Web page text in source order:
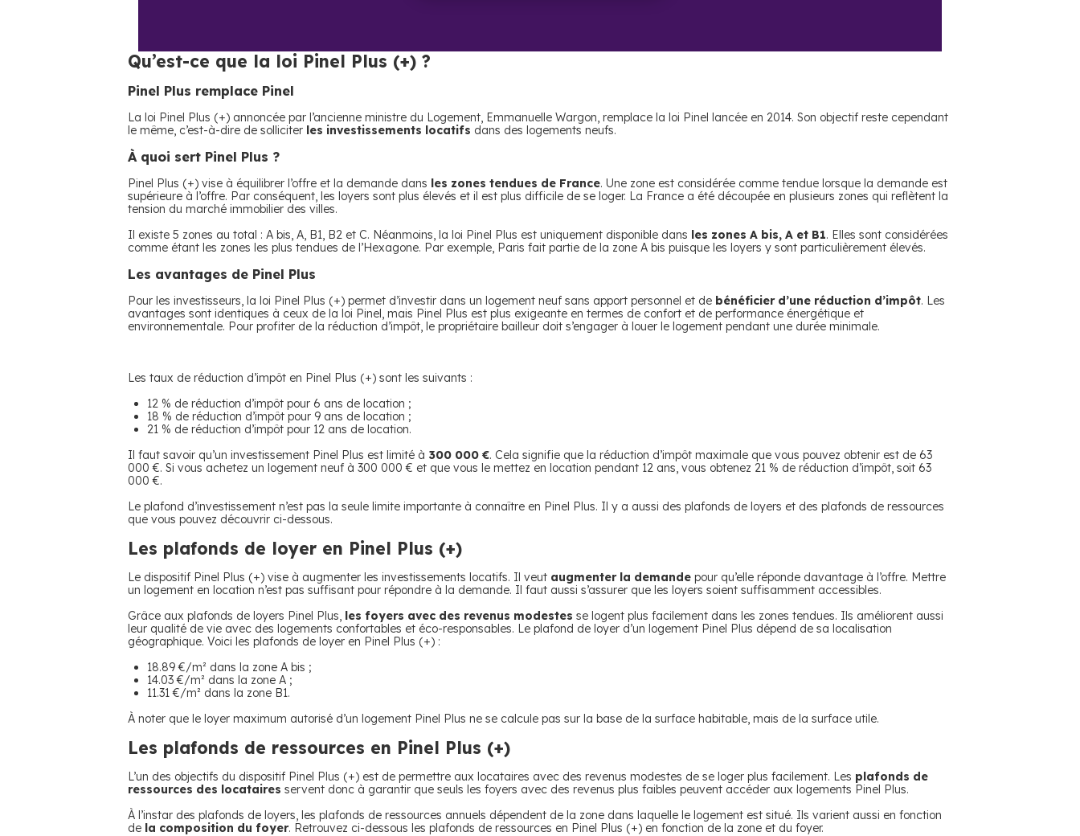
Qu’est-ce que la loi Pinel Plus (+) ?
Pinel Plus remplace Pinel
La loi Pinel Plus (+) annoncée par l’ancienne ministre du Logement, Emmanuelle Wargon, remplace la loi Pinel lancée en 2014. Son objectif reste cependant
le même, c’est-à-dire de solliciter les investissements locatifs dans des logements neufs.
À quoi sert Pinel Plus ?
Pinel Plus (+) vise à équilibrer l’offre et la demande dans les zones tendues de France. Une zone est considérée comme tendue lorsque la demande est
supérieure à l’offre. Par conséquent, les loyers sont plus élevés et il est plus difficile de se loger. La France a été découpée en plusieurs zones qui reflètent la
tension du marché immobilier des villes.
Il existe 5 zones au total : A bis, A, B1, B2 et C. Néanmoins, la loi Pinel Plus est uniquement disponible dans les zones A bis, A et B1. Elles sont considérées
comme étant les zones les plus tendues de l’Hexagone. Par exemple, Paris fait partie de la zone A bis puisque les loyers y sont particulièrement élevés.
Les avantages de Pinel Plus
Pour les investisseurs, la loi Pinel Plus (+) permet d’investir dans un logement neuf sans apport personnel et de bénéficier d’une réduction d’impôt. Les
avantages sont identiques à ceux de la loi Pinel, mais Pinel Plus est plus exigeante en termes de confort et de performance énergétique et
environnementale. Pour profiter de la réduction d’impôt, le propriétaire bailleur doit s’engager à louer le logement pendant une durée minimale.
Les taux de réduction d’impôt en Pinel Plus (+) sont les suivants :
12 % de réduction d’impôt pour 6 ans de location ;
18 % de réduction d’impôt pour 9 ans de location ;
21 % de réduction d’impôt pour 12 ans de location.
Il faut savoir qu’un investissement Pinel Plus est limité à 300 000 €. Cela signifie que la réduction d’impôt maximale que vous pouvez obtenir est de 63
000 €. Si vous achetez un logement neuf à 300 000 € et que vous le mettez en location pendant 12 ans, vous obtenez 21 % de réduction d’impôt, soit 63
000 €.
Le plafond d’investissement n’est pas la seule limite importante à connaître en Pinel Plus. Il y a aussi des plafonds de loyers et des plafonds de ressources
que vous pouvez découvrir ci-dessous.
Les plafonds de loyer en Pinel Plus (+)
Le dispositif Pinel Plus (+) vise à augmenter les investissements locatifs. Il veut augmenter la demande pour qu’elle réponde davantage à l’offre. Mettre
un logement en location n’est pas suffisant pour répondre à la demande. Il faut aussi s’assurer que les loyers soient suffisamment accessibles.
Grâce aux plafonds de loyers Pinel Plus, les foyers avec des revenus modestes se logent plus facilement dans les zones tendues. Ils améliorent aussi
leur qualité de vie avec des logements confortables et éco-responsables. Le plafond de loyer d’un logement Pinel Plus dépend de sa localisation
géographique. Voici les plafonds de loyer en Pinel Plus (+) :
18.89 €/m² dans la zone A bis ;
14.03 €/m² dans la zone A ;
11.31 €/m² dans la zone B1.
À noter que le loyer maximum autorisé d’un logement Pinel Plus ne se calcule pas sur la base de la surface habitable, mais de la surface utile.
Les plafonds de ressources en Pinel Plus (+)
L’un des objectifs du dispositif Pinel Plus (+) est de permettre aux locataires avec des revenus modestes de se loger plus facilement. Les plafonds de
ressources des locataires servent donc à garantir que seuls les foyers avec des revenus plus faibles peuvent accéder aux logements Pinel Plus.
À l’instar des plafonds de loyers, les plafonds de ressources annuels dépendent de la zone dans laquelle le logement est situé. Ils varient aussi en fonction
de la composition du foyer. Retrouvez ci-dessous les plafonds de ressources en Pinel Plus (+) en fonction de la zone et du foyer.